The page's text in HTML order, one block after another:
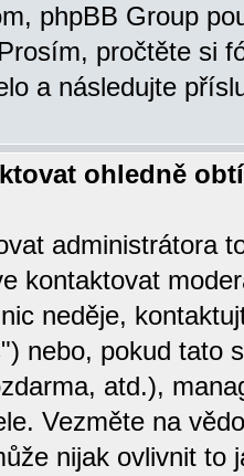
phpBB Group
pročtěte si
a následujte
ohledně
administrátora
kontaktovat
neděje,
nebo, pokud tato
atd.),
Vezměte na
nijak ovlivnit to